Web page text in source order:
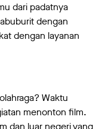
dari padatnya
dengan
dengan layanan
Waktu
menonton film.